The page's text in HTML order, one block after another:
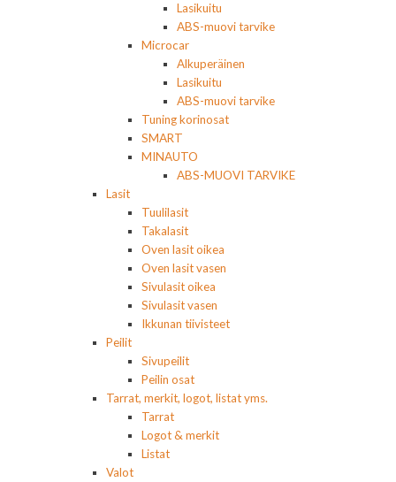
Lasikuitu
ABS-muovi tarvike
Microcar
Alkuperäinen
Lasikuitu
ABS-muovi tarvike
Tuning korinosat
SMART
MINAUTO
ABS-MUOVI TARVIKE
Lasit
Tuulilasit
Takalasit
Oven lasit oikea
Oven lasit vasen
Sivulasit oikea
Sivulasit vasen
Ikkunan tiivisteet
Peilit
Sivupeilit
Peilin osat
Tarrat, merkit, logot, listat yms.
Tarrat
Logot & merkit
Listat
Valot